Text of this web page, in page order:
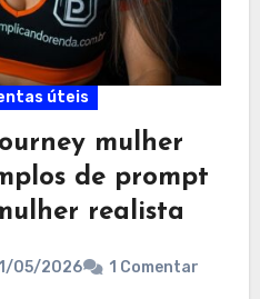
úteis
mulher
de prompt
realista
05/2026 1 Comentar